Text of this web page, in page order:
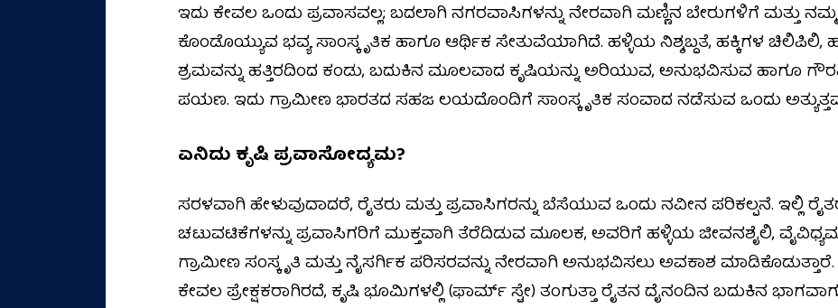
ಇದು ಕೇವಲ ಒಂದು ಪ್ರವಾಸವಲ್ಲ; ಬದಲಾಗಿ ನಗರವಾಸಿಗಳನ್ನು ನೇರವಾಗಿ ಮಣ್ಣಿನ ಬೇರುಗಳಿಗೆ ಮತ್ತು
ಕೊಂಡೊಯ್ಯುವ ಭವ್ಯ ಸಾಂಸ್ಕೃತಿಕ ಹಾಗೂ ಆರ್ಥಿಕ ಸೇತುವೆಯಾಗಿದೆ. ಹಳ್ಳಿಯ ನಿಶ್ಶಬ್ದತೆ, ಹಕ್ಕಿಗಳ ಚಿಲಿಪಿಲಿ,
ಶ್ರಮವನ್ನು ಹತ್ತಿರದಿಂದ ಕಂಡು, ಬದುಕಿನ ಮೂಲವಾದ ಕೃಷಿಯನ್ನು ಅರಿಯುವ, ಅನುಭವಿಸುವ ಹಾಗೂ
ಪಯಣ. ಇದು ಗ್ರಾಮೀಣ ಭಾರತದ ಸಹಜ ಲಯದೊಂದಿಗೆ ಸಾಂಸ್ಕೃತಿಕ ಸಂವಾದ ನಡೆಸುವ ಒಂದು
ಏನಿದು ಕೃಷಿ ಪ್ರವಾಸೋದ್ಯಮ?
ಸರಳವಾಗಿ ಹೇಳುವುದಾದರೆ, ರೈತರು ಮತ್ತು ಪ್ರವಾಸಿಗರನ್ನು ಬೆಸೆಯುವ ಒಂದು ನವೀನ ಪರಿಕಲ್ಪನೆ. ಇಲ್ಲಿ
ಚಟುವಟಿಕೆಗಳನ್ನು ಪ್ರವಾಸಿಗರಿಗೆ ಮುಕ್ತವಾಗಿ ತೆರೆದಿಡುವ ಮೂಲಕ, ಅವರಿಗೆ ಹಳ್ಳಿಯ ಜೀವನಶೈಲಿ,
ಗ್ರಾಮೀಣ ಸಂಸ್ಕೃತಿ ಮತ್ತು ನೈಸರ್ಗಿಕ ಪರಿಸರವನ್ನು ನೇರವಾಗಿ ಅನುಭವಿಸಲು ಅವಕಾಶ
ಕೇವಲ ಪ್ರೇಕ್ಷಕರಾಗಿರದೆ, ಕೃಷಿ ಭೂಮಿಗಳಲ್ಲಿ (ಫಾರ್ಮ್ ಸ್ಟೇ) ತಂಗುತ್ತಾ ರೈತನ ದೈನಂದಿನ ಬದುಕಿನ